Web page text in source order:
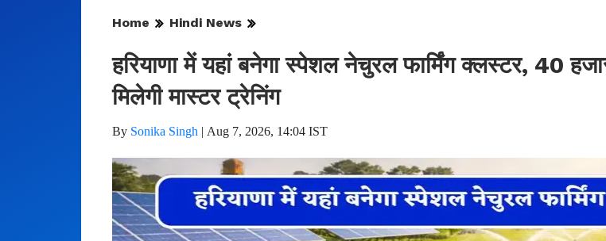
Home Hindi News
हरियाणा में यहां बनेगा स्पेशल नेचुरल फार्मिंग क्लस्टर, 40
मिलेगी मास्टर ट्रेनिंग
By Sonika Singh | Aug 7, 2026, 14:04 IST